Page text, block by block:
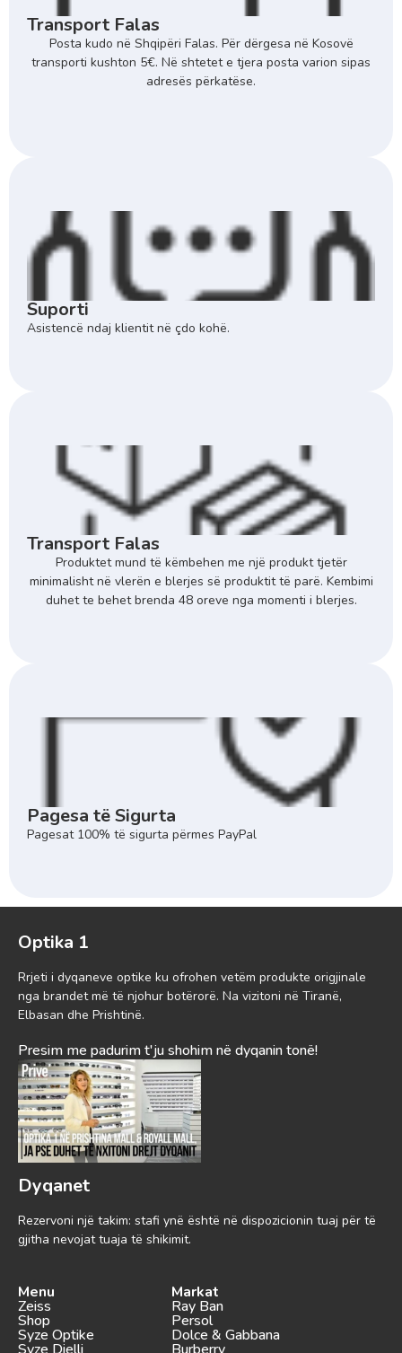
Transport Falas
Posta kudo në Shqipëri Falas. Për dërgesa në Kosovë
transporti kushton 5€. Në shtetet e tjera posta varion sipas
adresës përkatëse.
Suporti
Asistencë ndaj klientit në çdo kohë.
Transport Falas
Produktet mund të këmbehen me një produkt tjetër
minimalisht në vlerën e blerjes së produktit të parë. Kembimi
duhet te behet brenda 48 oreve nga momenti i blerjes.
Pagesa të Sigurta
Pagesat 100% të sigurta përmes PayPal
Optika 1
Rrjeti i dyqaneve optike ku ofrohen vetëm produkte origjinale
nga brandet më të njohur botërorë. Na vizitoni në Tiranë,
Elbasan dhe Prishtinë.
Presim me padurim t'ju shohim në dyqanin tonë!
Dyqanet
Rezervoni një takim: stafi ynë është në dispozicionin tuaj për të
gjitha nevojat tuaja të shikimit.
Menu
Zeiss
Shop
Syze Optike
Markat
Ray Ban
Persol
Dolce & Gabbana